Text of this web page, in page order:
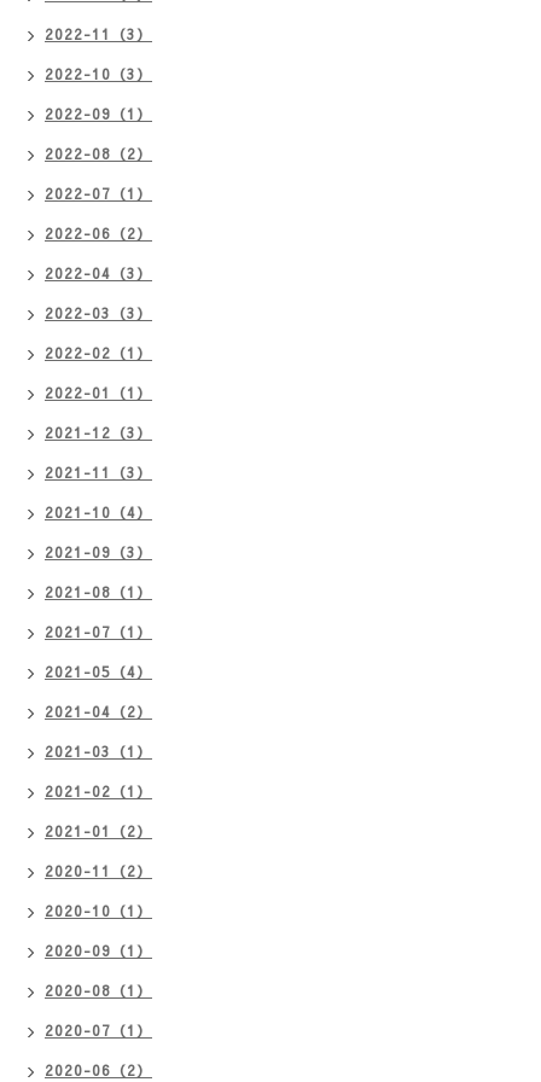
2022-11（3）
2022-10（3）
2022-09（1）
2022-08（2）
2022-07（1）
2022-06（2）
2022-04（3）
2022-03（3）
2022-02（1）
2022-01（1）
2021-12（3）
2021-11（3）
2021-10（4）
2021-09（3）
2021-08（1）
2021-07（1）
2021-05（4）
2021-04（2）
2021-03（1）
2021-02（1）
2021-01（2）
2020-11（2）
2020-10（1）
2020-09（1）
2020-08（1）
2020-07（1）
2020-06（2）